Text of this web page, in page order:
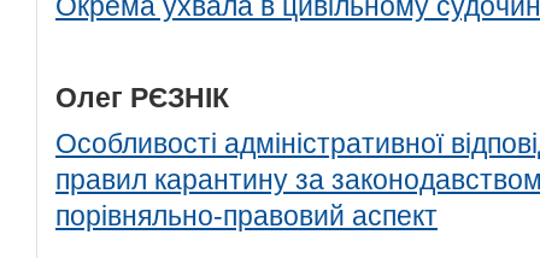
Окрема ухвала в цивільному
Олег РЄЗНІК
Особливості адміністративної
правил карантину за законодавством
порівняльно-правовий аспект